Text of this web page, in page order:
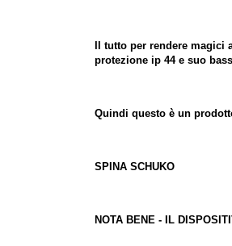
Il tutto per rendere
protezione ip 44 e suo
Quindi questo è un
SPINA SCHUKO
NOTA BENE - IL